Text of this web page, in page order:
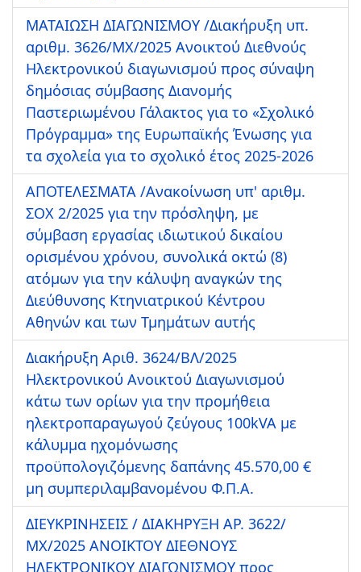
ΜΑΤΑΙΩΣΗ ΔΙΑΓΩΝΙΣΜΟΥ /Διακήρυξη υπ.
αριθμ. 3626/ΜΧ/2025 Ανοικτού Διεθνούς
Ηλεκτρονικού διαγωνισμού προς σύναψη
δημόσιας σύμβασης Διανομής
Παστεριωμένου Γάλακτος για το «Σχολικό
Πρόγραμμα» της Ευρωπαϊκής Ένωσης για
τα σχολεία για το σχολικό έτος 2025-2026
ΑΠΟΤΕΛΕΣΜΑΤΑ /Ανακοίνωση υπ' αριθμ.
ΣΟΧ 2/2025 για την πρόσληψη, με
σύμβαση εργασίας ιδιωτικού δικαίου
ορισμένου χρόνου, συνολικά οκτώ (8)
ατόμων για την κάλυψη αναγκών της
Διεύθυνσης Κτηνιατρικού Κέντρου
Αθηνών και των Τμημάτων αυτής
Διακήρυξη Αριθ. 3624/ΒΛ/2025
Ηλεκτρονικού Ανοικτού Διαγωνισμού
κάτω των ορίων για την προμήθεια
ηλεκτροπαραγωγού ζεύγους 100kVA με
κάλυμμα ηχομόνωσης
προϋπολογιζόμενης δαπάνης 45.570,00 €
μη συμπεριλαμβανομένου Φ.Π.Α.
ΔΙΕΥΚΡΙΝΗΣΕΙΣ / ΔΙΑΚΗΡΥΞΗ ΑΡ. 3622/
ΜΧ/2025 ΑΝΟΙΚΤΟΥ ΔΙΕΘΝΟΥΣ
ΗΛΕΚΤΡΟΝΙΚΟΥ ΔΙΑΓΩΝΙΣΜΟΥ προς